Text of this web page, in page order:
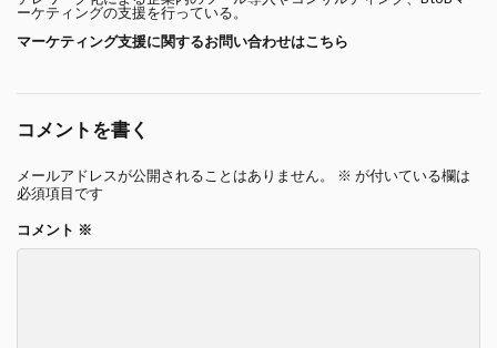
ーケティングの支援を行っている。
マーケティング支援に関するお問い合わせはこちら
コメントを書く
メールアドレスが公開されることはありません。 ※ が付いている欄は
必須項目です
コメント ※